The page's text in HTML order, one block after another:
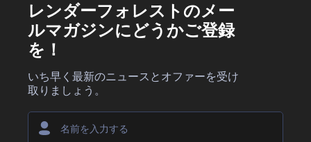
レンダーフォレストのメー
ルマガジンにどうかご登録
を！
いち早く最新のニュースとオファーを受け
取りましょう。